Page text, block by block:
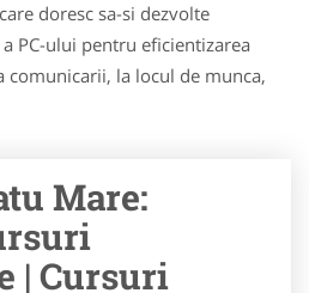
doresc sa-si dezvolte
PC-ului pentru eficientizarea
la locul de munca,
Mare:
| Cursuri